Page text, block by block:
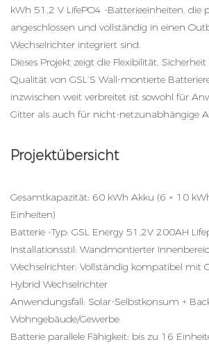
kWh 51,2 V LifePO4 -Batterieeinheiten, die
angeschlossen und vollständig in einen
Wechselrichter integriert sind.
Dieses Projekt zeigt die Flexibilität,
Qualität von GSL’S Wall-montierte
inzwischen weit verbreitet ist sowohl für
Gitter als auch für nicht-netzunabhängige
Projektübersicht
Gesamtkapazität: 60 kWh Akku (6 × 10
Einheiten)
Batterie -Typ: GSL Energy 51.2V 200AH
Installationsstil: Wandmontierter
Wechselrichter: Vollständig kompatibel mit
Hybrid Wechselrichter
Anwendungsfall: Solar-Selbstkonsum +
Wohngebäude/Gewerbe
Batterie parallele Fähigkeit: bis zu 16